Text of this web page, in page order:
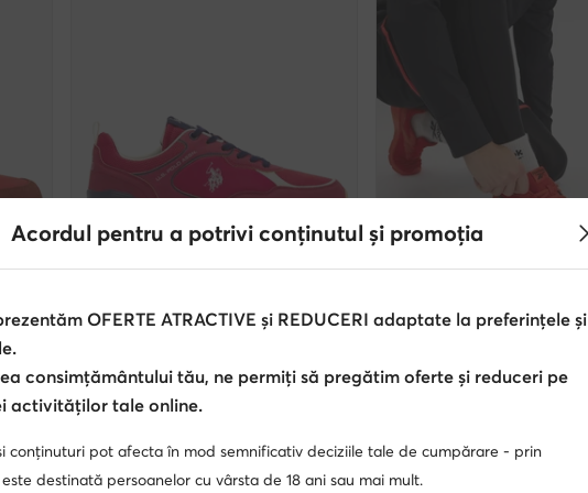
-20%
Prețul actual
191,99Lei
Prețul inițial239,99 Lei
Reebok
183,99Lei
Acordul pentru a potrivi conținutul și promoția
OFERTE ATRACTIVE și REDUCERI adaptate la preferințele și
consimțământului tău, ne permiți să pregătim oferte și reduceri pe
activităților tale online.
conținuturi pot afecta în mod semnificativ deciziile tale de cumpărare - prin
destinată persoanelor cu vârsta de 18 ani sau mai mult.